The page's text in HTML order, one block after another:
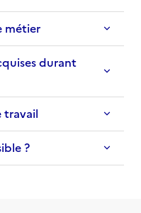
métier
durant
travail
?